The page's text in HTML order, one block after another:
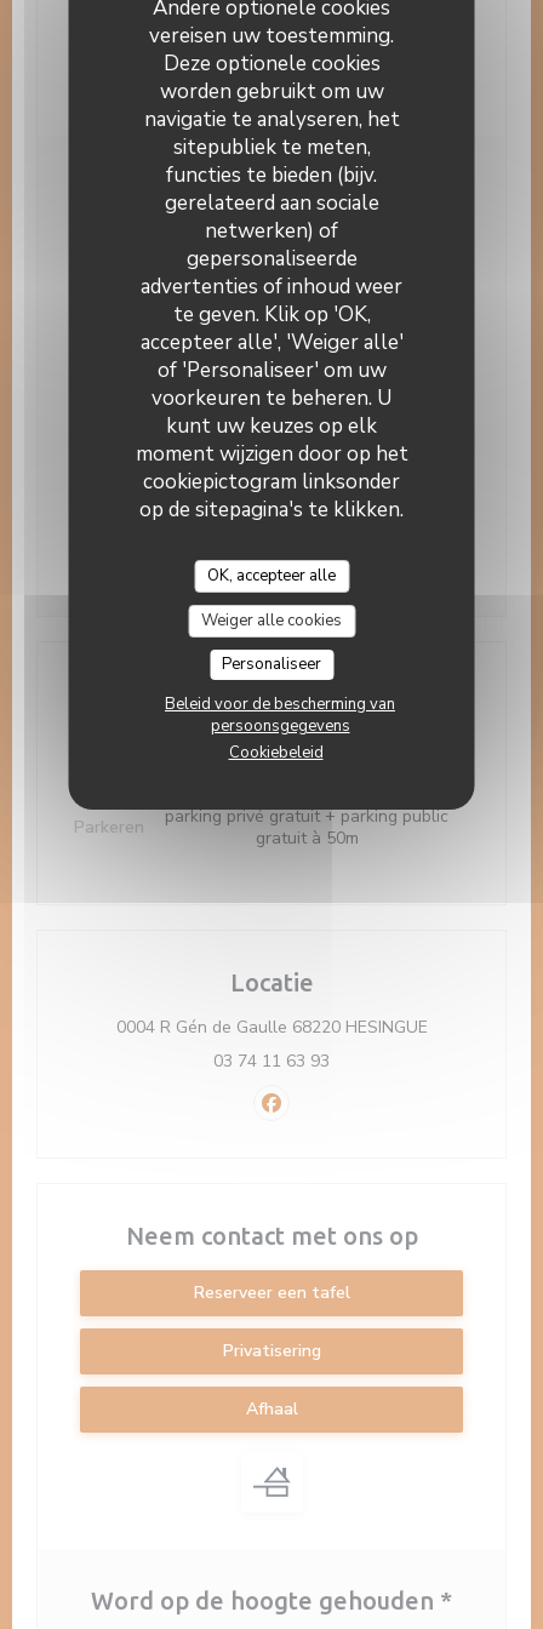
Andere optionele cookies
vereisen uw toestemming.
Deze optionele cookies
worden gebruikt om uw
navigatie te analyseren, het
sitepubliek te meten,
functies te bieden (bijv.
gerelateerd aan sociale
netwerken) of
gepersonaliseerde
advertenties of inhoud weer
te geven. Klik op 'OK,
accepteer alle', 'Weiger alle'
of 'Personaliseer' om uw
voorkeuren te beheren. U
kunt uw keuzes op elk
moment wijzigen door op het
cookiepictogram linksonder
op de sitepagina's te klikken.
OK, accepteer alle
Weiger alle cookies
Personaliseer
Beleid voor de bescherming van
persoonsgegevens
Cookiebeleid
Betaalmethoden
Card, Eurocard / Mastercard, Contant geld,
meester, Visa, Vakantiecheques, controles,
American Express, Debetkaart
Openingstijden
12:00 - 14:00 •
Donderdag 12:00 - 14:00
12:00 - 14:00 • 19:00 - 21:30
Zaterdag 19:00 - 21:30
Toegang
Parkeren
parking privé gratuit + parking public
gratuit à 50m
Locatie
0004 R Gén de Gaulle 68220 HESINGUE((opent in een
03 74 11 63 93
Facebook ((opent in een nieuw
Neem contact met ons op
Reserveer een tafel
Privatisering
Afhaal
Word op de hoogte gehouden *
Auberge Au Cheval Blanc